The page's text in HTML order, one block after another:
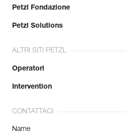
Petzl Fondazione
Petzl Solutions
ALTRI SITI PETZL
Operatori
Intervention
CONTATTACI
Name